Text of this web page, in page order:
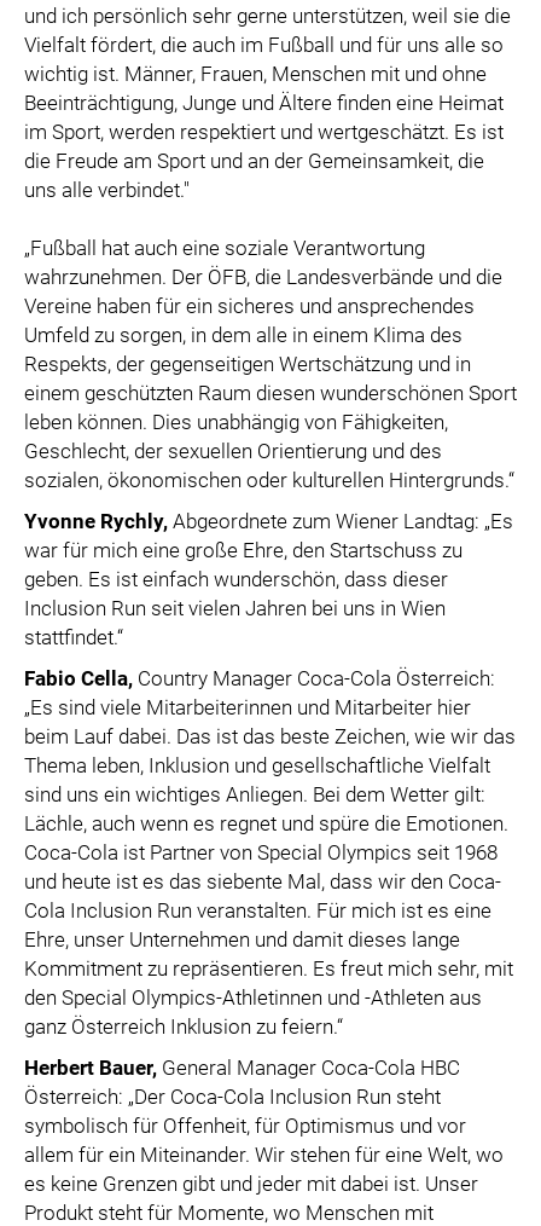
und ich persönlich sehr gerne unterstützen, weil sie die
Vielfalt fördert, die auch im Fußball und für uns alle so
wichtig ist. Männer, Frauen, Menschen mit und ohne
Beeinträchtigung, Junge und Ältere finden eine Heimat
im Sport, werden respektiert und wertgeschätzt. Es ist
die Freude am Sport und an der Gemeinsamkeit, die
uns alle verbindet."
„Fußball hat auch eine soziale Verantwortung
wahrzunehmen. Der ÖFB, die Landesverbände und die
Vereine haben für ein sicheres und ansprechendes
Umfeld zu sorgen, in dem alle in einem Klima des
Respekts, der gegenseitigen Wertschätzung und in
einem geschützten Raum diesen wunderschönen Sport
leben können. Dies unabhängig von Fähigkeiten,
Geschlecht, der sexuellen Orientierung und des
sozialen, ökonomischen oder kulturellen Hintergrunds.“
Yvonne Rychly, Abgeordnete zum Wiener Landtag: „Es
war für mich eine große Ehre, den Startschuss zu
geben. Es ist einfach wunderschön, dass dieser
Inclusion Run seit vielen Jahren bei uns in Wien
stattfindet.“
Fabio Cella, Country Manager Coca-Cola Österreich:
„Es sind viele Mitarbeiterinnen und Mitarbeiter hier
beim Lauf dabei. Das ist das beste Zeichen, wie wir das
Thema leben, Inklusion und gesellschaftliche Vielfalt
sind uns ein wichtiges Anliegen. Bei dem Wetter gilt:
Lächle, auch wenn es regnet und spüre die Emotionen.
Coca-Cola ist Partner von Special Olympics seit 1968
und heute ist es das siebente Mal, dass wir den Coca-
Cola Inclusion Run veranstalten. Für mich ist es eine
Ehre, unser Unternehmen und damit dieses lange
Kommitment zu repräsentieren. Es freut mich sehr, mit
den Special Olympics-Athletinnen und -Athleten aus
ganz Österreich Inklusion zu feiern.“
Herbert Bauer, General Manager Coca-Cola HBC
Österreich: „Der Coca-Cola Inclusion Run steht
symbolisch für Offenheit, für Optimismus und vor
allem für ein Miteinander. Wir stehen für eine Welt, wo
es keine Grenzen gibt und jeder mit dabei ist. Unser
Produkt steht für Momente, wo Menschen mit